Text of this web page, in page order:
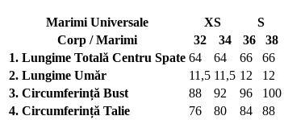
Marimi Universale XS S
Corp / Marimi
32 34 36 38
1. Lungime Totală Centru Spate 64 64 66 66
2. Lungime Umăr
11,5 11,5 12 12
3. Circumferință Bust
88 92 96 100
4. Circumferință Talie
76 80 84 88